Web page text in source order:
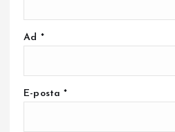
Ad *
E-posta*